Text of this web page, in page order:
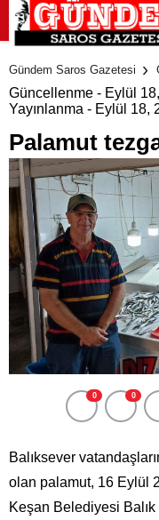
deneme
bonusu
eve
nakliyat
veren
bahis
siteleri
bahis
siteleri
popüler
casino
siteleri
ofis
taşıma
parça
eşya
taşıma
evden
eve
Gündem Saros Gazetesi
Güncellenme - Eylül
Yayınlanma - Eylül 18,
Palamut
0 0
Balıksever
olan palamut, 16 Eylül
Keşan Belediyesi